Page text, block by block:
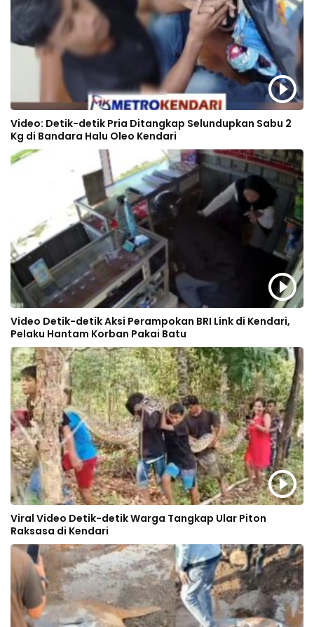
Video: Detik-detik Pria Ditangkap Selundupkan Sabu 2
Kg di Bandara Halu Oleo Kendari
Video Detik-detik Aksi Perampokan BRI Link di Kendari,
Pelaku Hantam Korban Pakai Batu
Viral Video Detik-detik Warga Tangkap Ular Piton
Raksasa di Kendari